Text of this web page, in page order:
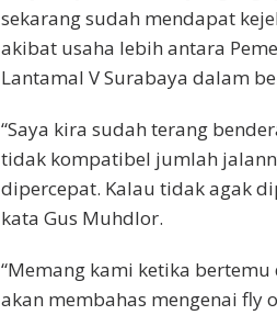
sekarang sudah mendapat
akibat usaha lebih antara
Lantamal V Surabaya dalam
“Saya kira sudah terang
tidak kompatibel jumlah
dipercepat. Kalau tidak agak
kata Gus Muhdlor.
“Memang kami ketika
akan membahas mengenai fly